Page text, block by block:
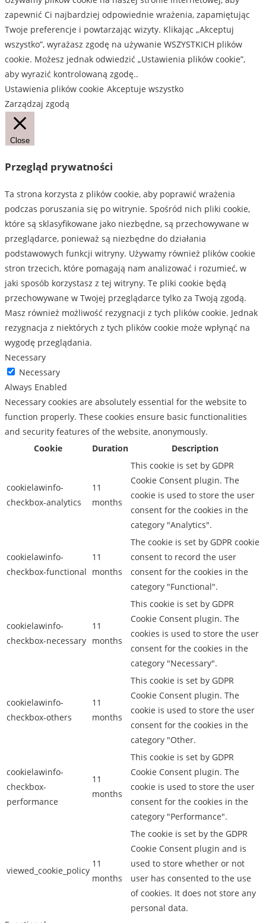
ma
wiele
wariantów.
Opcje
można
wybrać
na
ma
wiele
wariantów.
Opcje
można
wybrać
zapewnić Ci najbardziej odpowiednie wrażenia, zapamiętując
Twoje preferencje i powtarzając wizyty. Klikając „Akceptuj
wszystko”, wyrażasz zgodę na używanie WSZYSTKICH plików
cookie. Możesz jednak odwiedzić „Ustawienia plików cookie”,
aby wyrazić kontrolowaną zgodę..
Ustawienia plików cookie Akceptuje wszystko
Zarządzaj zgodą
Close
Przegląd prywatności
Ta strona korzysta z plików cookie, aby poprawić wrażenia
podczas poruszania się po witrynie. Spośród nich pliki cookie,
które są sklasyfikowane jako niezbędne, są przechowywane w
przeglądarce, ponieważ są niezbędne do działania
podstawowych funkcji witryny. Używamy również plików cookie
stron trzecich, które pomagają nam analizować i rozumieć, w
jaki sposób korzystasz z tej witryny. Te pliki cookie będą
przechowywane w Twojej przeglądarce tylko za Twoją zgodą.
Masz również możliwość rezygnacji z tych plików cookie. Jednak
rezygnacja z niektórych z tych plików cookie może wpłynąć na
wygodę przeglądania.
Necessary
Necessary
Always Enabled
Necessary cookies are absolutely essential for the website to
function properly. These cookies ensure basic functionalities
and security features of the website, anonymously.
Cookie
Duration Description
cookielawinfo-
checkbox-analytics
11
months
This cookie is set by GDPR
Cookie Consent plugin. The
cookie is used to store the user
consent for the cookies in the
category "Analytics".
cookielawinfo-
checkbox-functional
11
months
The cookie is set by GDPR cookie
consent to record the user
consent for the cookies in the
category "Functional".
cookielawinfo-
checkbox-necessary
11
months
This cookie is set by GDPR
Cookie Consent plugin. The
cookies is used to store the user
consent for the cookies in the
category "Necessary".
cookielawinfo-
checkbox-others
11
months
This cookie is set by GDPR
Cookie Consent plugin. The
cookie is used to store the user
consent for the cookies in the
category "Other.
cookielawinfo-
checkbox-
performance
11
months
This cookie is set by GDPR
Cookie Consent plugin. The
cookie is used to store the user
consent for the cookies in the
category "Performance".
viewed_cookie_policy
11
months
The cookie is set by the GDPR
Cookie Consent plugin and is
used to store whether or not
user has consented to the use
of cookies. It does not store any
personal data.